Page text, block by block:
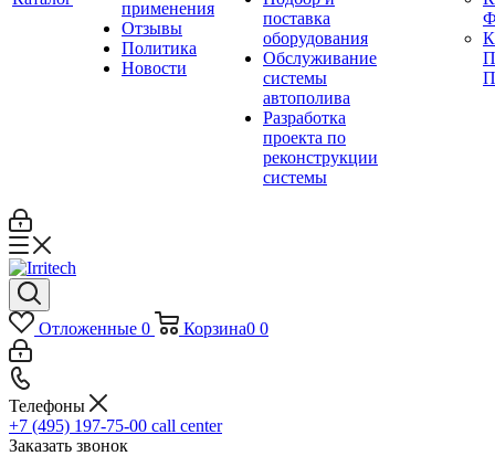
применения
Отзывы
Политика
Новости
поставка
оборудования
Обслуживание
системы
автополива
Разработка
проекта по
реконструкции
системы
Отложенные 0 Корзина0 0
Телефоны
+7 (495) 197-75-00 call center
Заказать звонок